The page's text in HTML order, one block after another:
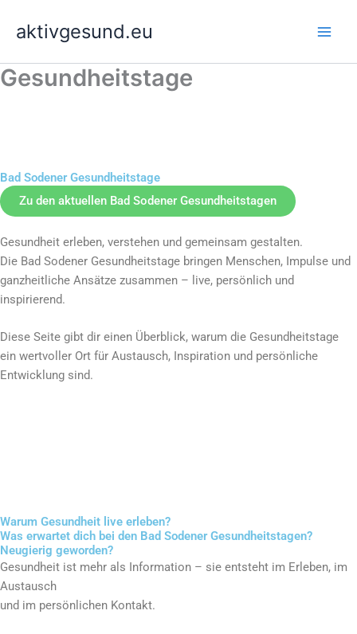
Inhaltaktivgesund.eu
Gesundheitstage
Bad Sodener Gesundheitstage
Zu den aktuellen Bad Sodener Gesundheitstagen
Gesundheit erleben, verstehen und gemeinsam gestalten.
Die Bad Sodener Gesundheitstage bringen Menschen, Impulse und
ganzheitliche Ansätze zusammen – live, persönlich und
inspirierend.
Diese Seite gibt dir einen Überblick, warum die Gesundheitstage
ein wertvoller Ort für Austausch, Inspiration und persönliche
Entwicklung sind.
Warum Gesundheit live erleben?
Was erwartet dich bei den Bad Sodener Gesundheitstagen?
Neugierig geworden?
Gesundheit ist mehr als Information – sie entsteht im Erleben, im
Austausch
und im persönlichen Kontakt.